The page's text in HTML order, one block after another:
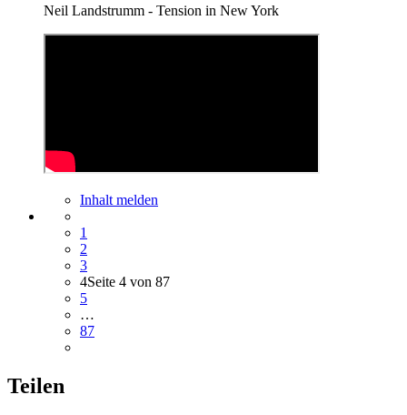
Neil Landstrumm - Tension in New York
Inhalt melden
1
2
3
4Seite 4 von 87
5
…
87
Teilen